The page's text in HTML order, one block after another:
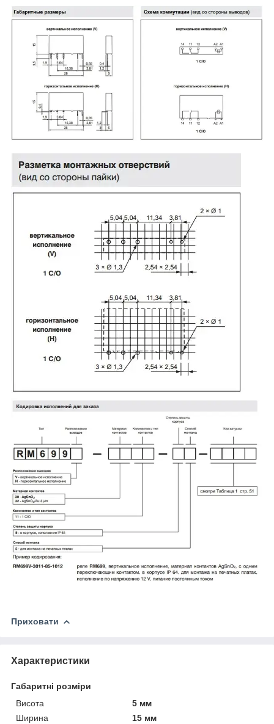
Приховати
Характеристики
Габаритні розміри
Висота
5 мм
Ширина
15 мм